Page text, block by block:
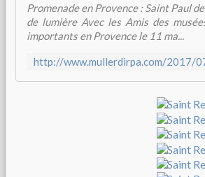
Promenade en Provence : Saint Paul
de lumière Avec les Amis des
importants en Provence le 11 ma...